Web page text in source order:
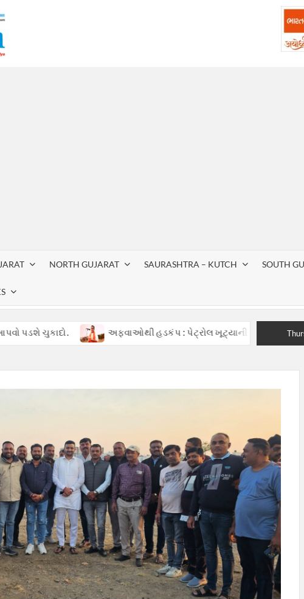
NORTH GUJARAT SAURASHTRA – KUTCH SOUTH
અફવાઓથી હડકંપ : પેટ્રોલ ખૂટ્યાની ખોટી વાતોથી ગુજરાતમાં